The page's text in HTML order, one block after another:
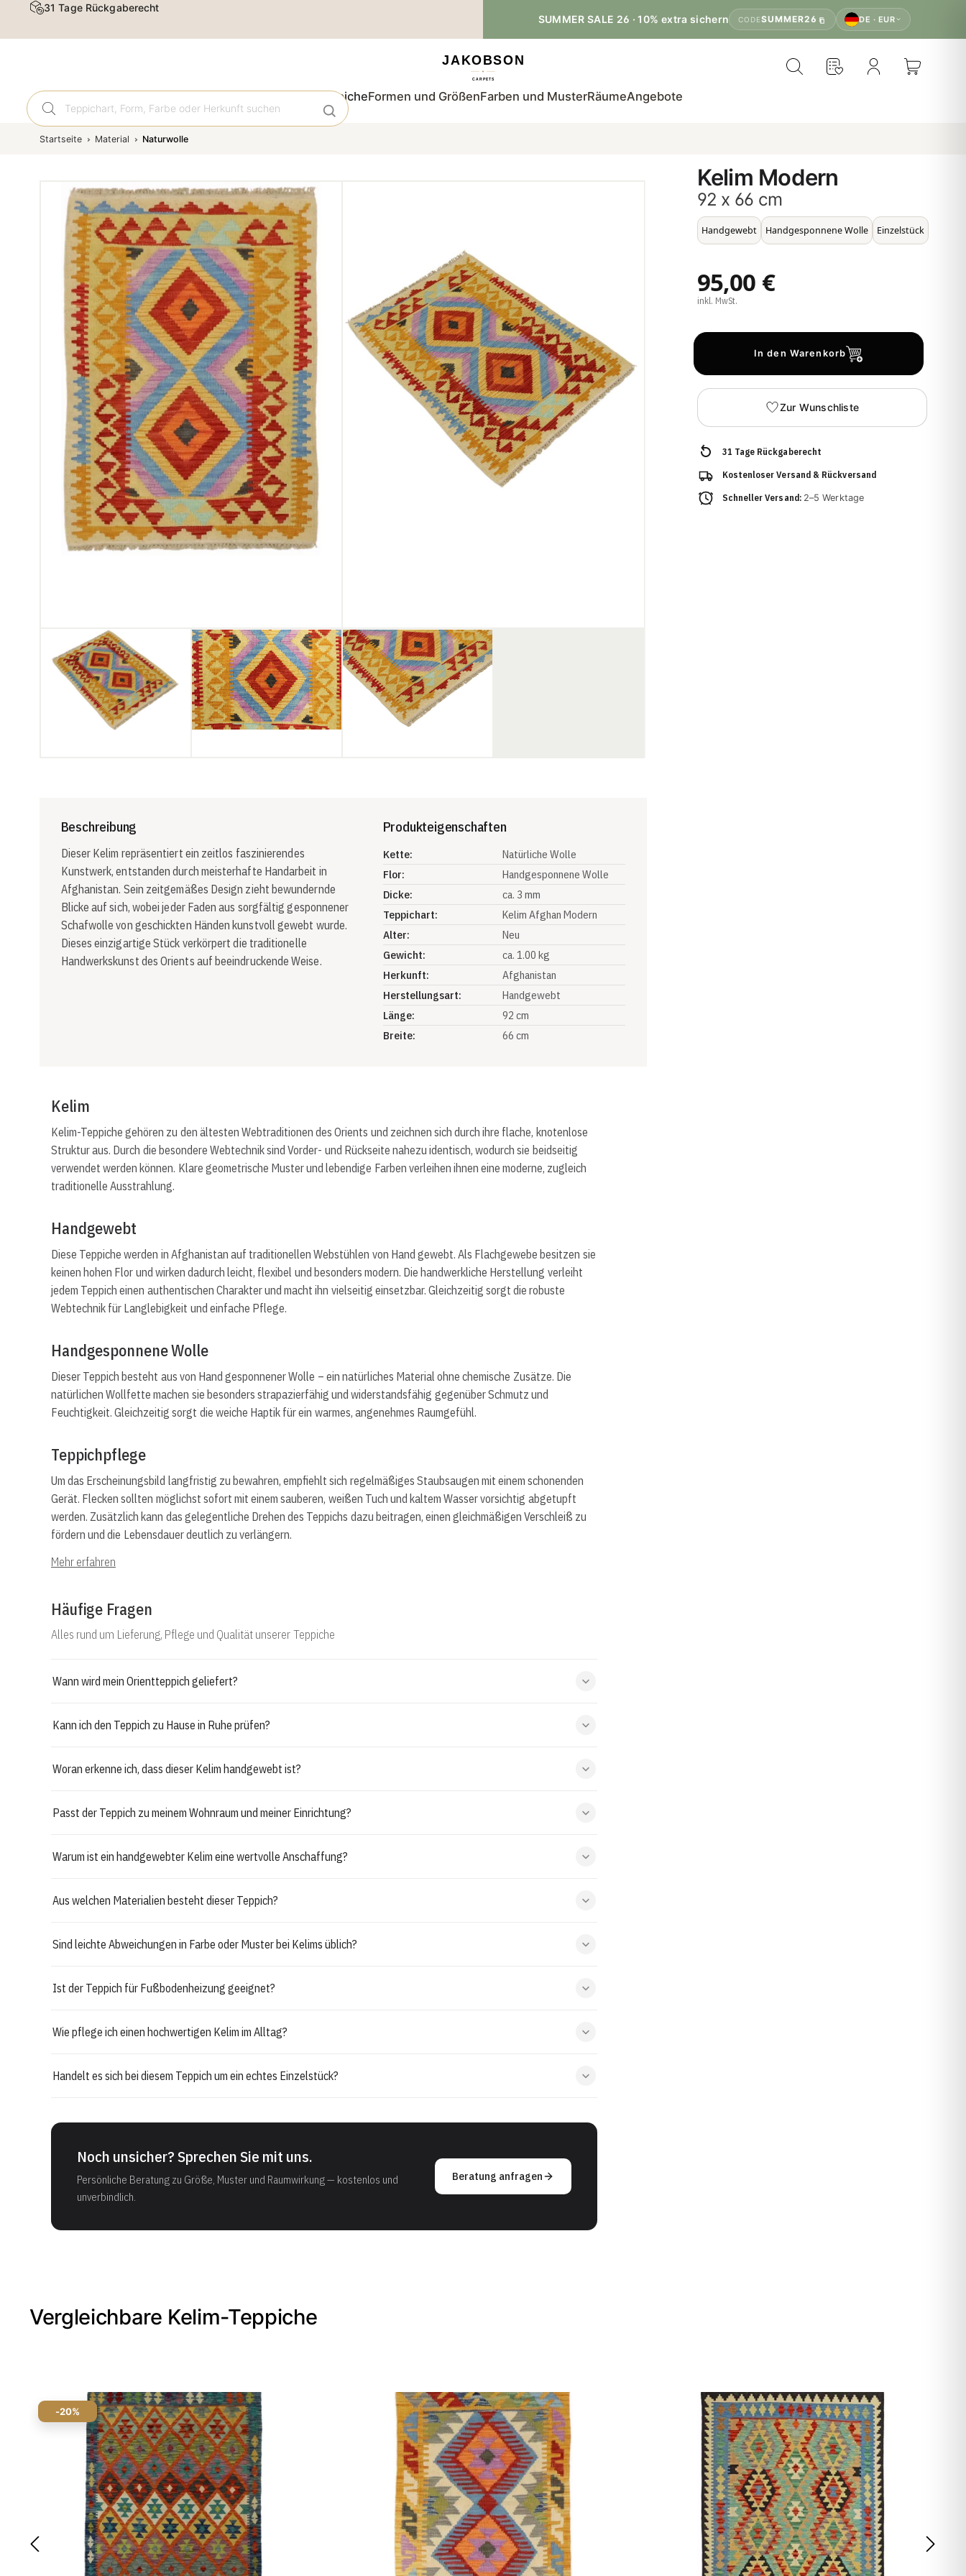
31 Tage Rückgaberecht
SUMMER SALE 26 · 10% extra sichern
CODESUMMER26 DE · EUR
OrientteppicheFormen und GrößenFarben und MusterRäumeAngebote
Startseite Material Naturwolle
Kelim Modern
92 x 66 cm
Handgewebt Handgesponnene Wolle Einzelstück
95,00 €
inkl. MwSt.
In den Warenkorb
Zur Wunschliste
31 Tage Rückgaberecht
Kostenloser Versand & Rückversand
Schneller Versand: 2–5 Werktage
Beschreibung
Dieser Kelim repräsentiert ein zeitlos faszinierendes
Kunstwerk, entstanden durch meisterhafte Handarbeit in
Afghanistan. Sein zeitgemäßes Design zieht bewundernde
Blicke auf sich, wobei jeder Faden aus sorgfältig gesponnener
Schafwolle von geschickten Händen kunstvoll gewebt wurde.
Dieses einzigartige Stück verkörpert die traditionelle
Handwerkskunst des Orients auf beeindruckende Weise.
Produkteigenschaften
Kette:
Natürliche Wolle
Flor:
Handgesponnene Wolle
Dicke:
ca. 3 mm
Teppichart:
Kelim Afghan Modern
Alter:
Neu
Gewicht:
ca. 1.00 kg
Herkunft:
Afghanistan
Herstellungsart:
Handgewebt
Länge:
92 cm
Breite:
66 cm
Kelim
Kelim-Teppiche gehören zu den ältesten Webtraditionen des Orients und zeichnen sich durch ihre flache, knotenlose
Struktur aus. Durch die besondere Webtechnik sind Vorder- und Rückseite nahezu identisch, wodurch sie beidseitig
verwendet werden können. Klare geometrische Muster und lebendige Farben verleihen ihnen eine moderne, zugleich
traditionelle Ausstrahlung.
Handgewebt
Diese Teppiche werden in Afghanistan auf traditionellen Webstühlen von Hand gewebt. Als Flachgewebe besitzen sie
keinen hohen Flor und wirken dadurch leicht, flexibel und besonders modern. Die handwerkliche Herstellung verleiht
jedem Teppich einen authentischen Charakter und macht ihn vielseitig einsetzbar. Gleichzeitig sorgt die robuste
Webtechnik für Langlebigkeit und einfache Pflege.
Handgesponnene Wolle
Dieser Teppich besteht aus von Hand gesponnener Wolle – ein natürliches Material ohne chemische Zusätze. Die
natürlichen Wollfette machen sie besonders strapazierfähig und widerstandsfähig gegenüber Schmutz und
Feuchtigkeit. Gleichzeitig sorgt die weiche Haptik für ein warmes, angenehmes Raumgefühl.
Teppichpflege
Um das Erscheinungsbild langfristig zu bewahren, empfiehlt sich regelmäßiges Staubsaugen mit einem schonenden
Gerät. Flecken sollten möglichst sofort mit einem sauberen, weißen Tuch und kaltem Wasser vorsichtig abgetupft
werden. Zusätzlich kann das gelegentliche Drehen des Teppichs dazu beitragen, einen gleichmäßigen Verschleiß zu
fördern und die Lebensdauer deutlich zu verlängern.
Mehr erfahren
Häufige Fragen
Alles rund um Lieferung, Pflege und Qualität unserer Teppiche
Wann wird mein Orientteppich geliefert?
Kann ich den Teppich zu Hause in Ruhe prüfen?
Woran erkenne ich, dass dieser Kelim handgewebt ist?
Passt der Teppich zu meinem Wohnraum und meiner Einrichtung?
Warum ist ein handgewebter Kelim eine wertvolle Anschaffung?
Aus welchen Materialien besteht dieser Teppich?
Sind leichte Abweichungen in Farbe oder Muster bei Kelims üblich?
Ist der Teppich für Fußbodenheizung geeignet?
Wie pflege ich einen hochwertigen Kelim im Alltag?
Handelt es sich bei diesem Teppich um ein echtes Einzelstück?
Noch unsicher? Sprechen Sie mit uns.
Persönliche Beratung zu Größe, Muster und Raumwirkung — kostenlos und
unverbindlich.
Beratung anfragen
Vergleichbare Kelim-Teppiche
-20%